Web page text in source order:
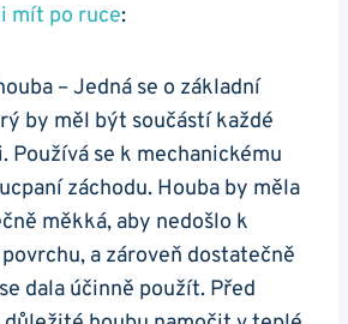
mít po ruce:
– Jedná⁤ se o⁣ základní
by měl být součástí každé
Používá se k mechanickému
záchodu. Houba by měla
měkká, aby nedošlo k
a zároveň dostatečně
dala účinně použít. Před